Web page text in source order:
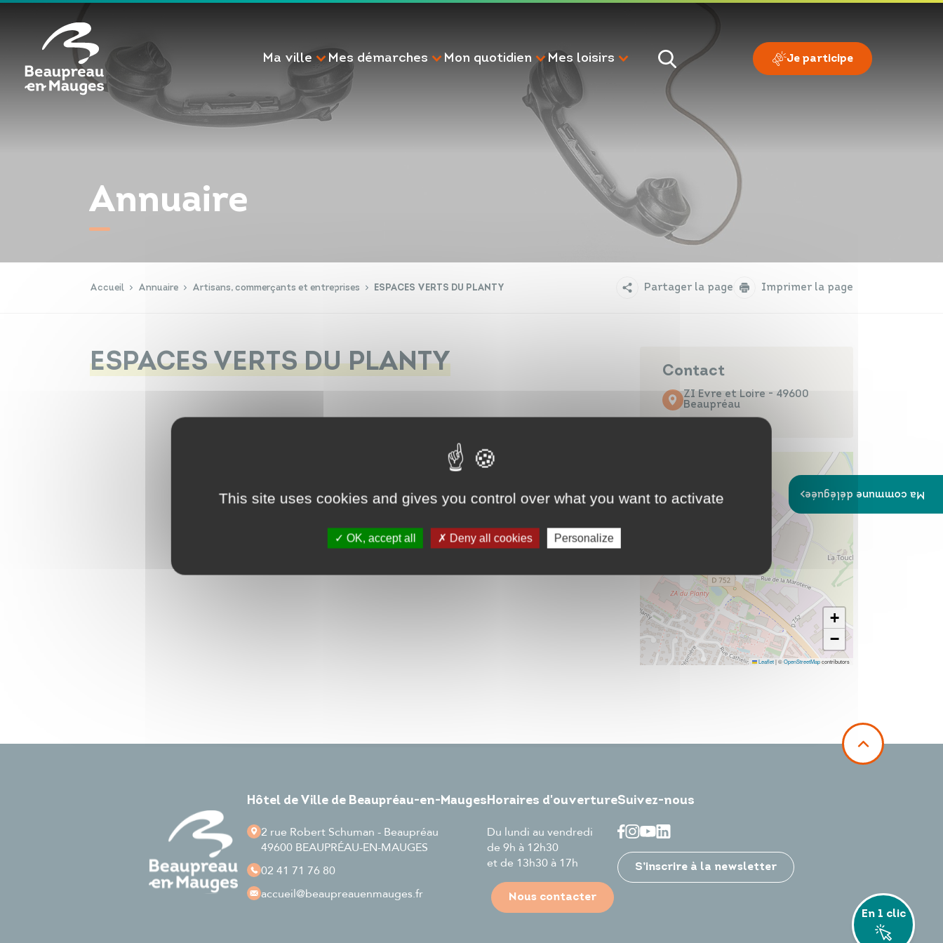
Ma ville Mes démarches Mon quotidien Mes loisirs Je participe
Annuaire
Accueil Annuaire Artisans, commerçants et entreprises ESPACES VERTS DU PLANTY Partager la page Imprimer la page
ESPACES VERTS DU PLANTY Contact
ZI Evre et Loire - 49600
Beaupréau
+
−
Leaflet|©OpenStreetMapcontributors
Hôtel de Ville de Beaupréau-en-Mauges
2 rue Robert Schuman - Beaupréau
49600 BEAUPRÉAU-EN-MAUGES
02 41 71 76 80
accueil@beaupreauenmauges.fr
Horaires d'ouverture
Du lundi au vendredi
de 9h à 12h30
et de 13h30 à 17h
Nous contacter
Suivez-nous
S’inscrire à la newsletter
Ma commune déléguée
interactive
En 1 clic
Cookies management panel
This site uses cookies and gives you control over what you want to activate
OK, accept all Deny all cookies Personalize